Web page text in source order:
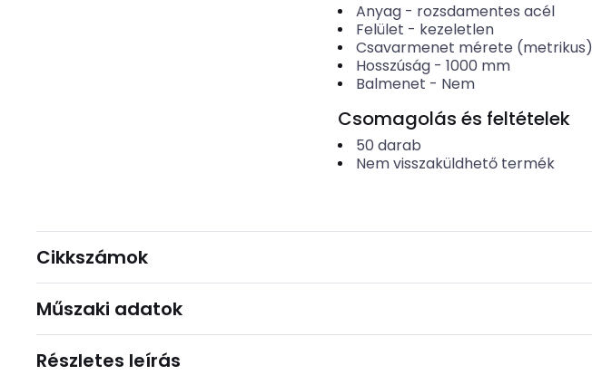
Anyag- rozsdamentes acél
Felület - kezeletlen
Csavarmenet mérete (metrikus)
Hosszúság- 1000 mm
Balmenet - Nem
Csomagolás és feltételek
50 darab
Nem visszaküldhető termék
Cikkszámok
Műszaki adatok
Részletes leírás